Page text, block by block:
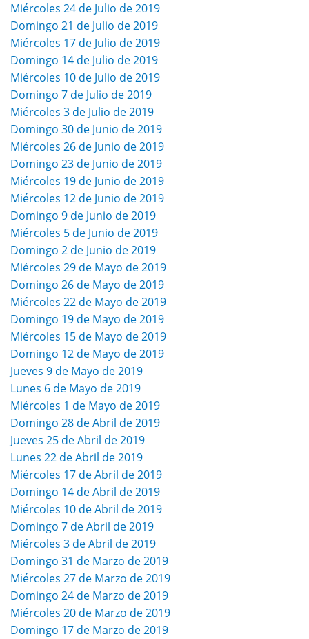
Miércoles 24 de Julio de 2019
Domingo 21 de Julio de 2019
Miércoles 17 de Julio de 2019
Domingo 14 de Julio de 2019
Miércoles 10 de Julio de 2019
Domingo 7 de Julio de 2019
Miércoles 3 de Julio de 2019
Domingo 30 de Junio de 2019
Miércoles 26 de Junio de 2019
Domingo 23 de Junio de 2019
Miércoles 19 de Junio de 2019
Miércoles 12 de Junio de 2019
Domingo 9 de Junio de 2019
Miércoles 5 de Junio de 2019
Domingo 2 de Junio de 2019
Miércoles 29 de Mayo de 2019
Domingo 26 de Mayo de 2019
Miércoles 22 de Mayo de 2019
Domingo 19 de Mayo de 2019
Miércoles 15 de Mayo de 2019
Domingo 12 de Mayo de 2019
Jueves 9 de Mayo de 2019
Lunes 6 de Mayo de 2019
Miércoles 1 de Mayo de 2019
Domingo 28 de Abril de 2019
Jueves 25 de Abril de 2019
Lunes 22 de Abril de 2019
Miércoles 17 de Abril de 2019
Domingo 14 de Abril de 2019
Miércoles 10 de Abril de 2019
Domingo 7 de Abril de 2019
Miércoles 3 de Abril de 2019
Domingo 31 de Marzo de 2019
Miércoles 27 de Marzo de 2019
Domingo 24 de Marzo de 2019
Miércoles 20 de Marzo de 2019
Domingo 17 de Marzo de 2019